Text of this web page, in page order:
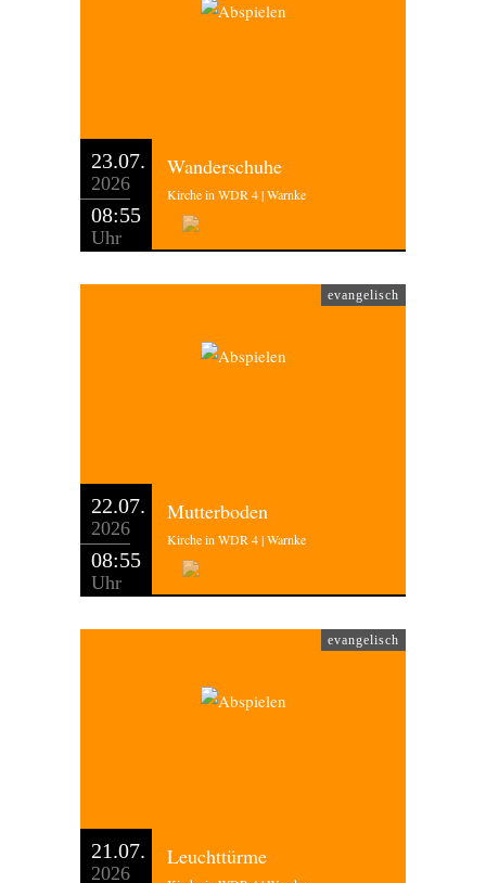
23.07.
2026
08:55
Uhr
Wanderschuhe
Kirche in WDR 4 | Warnke
evangelisch
22.07.
2026
08:55
Uhr
Mutterboden
Kirche in WDR 4 | Warnke
evangelisch
21.07.
2026
Leuchttürme